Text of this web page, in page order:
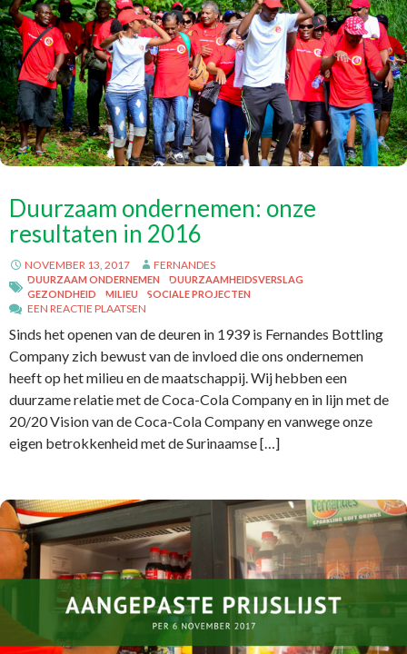
Duurzaam ondernemen: onze
resultaten in 2016
NOVEMBER 13, 2017 FERNANDES
DUURZAAM ONDERNEMEN
DUURZAAMHEIDSVERSLAG
GEZONDHEID
MILIEU SOCIALE PROJECTEN
EEN REACTIE PLAATSEN
Sinds het openen van de deuren in 1939 is Fernandes Bottling
Company zich bewust van de invloed die ons ondernemen
heeft op het milieu en de maatschappij. Wij hebben een
duurzame relatie met de Coca-Cola Company en in lijn met de
20/20 Vision van de Coca-Cola Company en vanwege onze
eigen betrokkenheid met de Surinaamse […]